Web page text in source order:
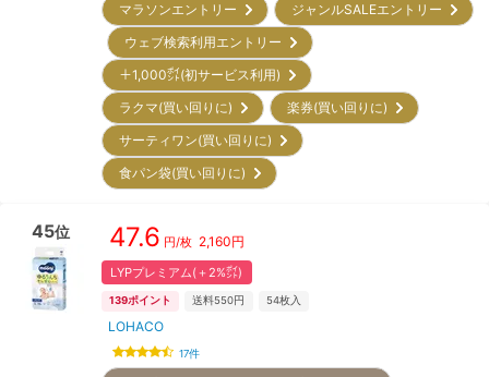
マラソンエントリー
ジャンルSALEエントリー
ウェブ検索利用エントリー
＋1,000㌽(初サービス利用)
ラクマ(買い回りに)
楽券(買い回りに)
サーティワン(買い回りに)
食パン袋(買い回りに)
45位 47.6 円/枚 2,160円
LYPプレミアム(＋2%㌽)
139ポイント 送料550円 54枚入
LOHACO
17件